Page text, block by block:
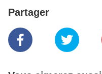
Partager